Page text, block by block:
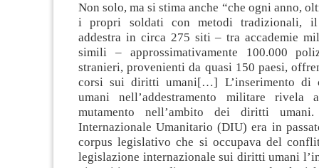
Non solo, ma si stima anche “che ogni anno,
i propri soldati con metodi tradizionali, il
addestra in circa 275 siti – tra accademie
simili – approssimativamente 100.000
stranieri, provenienti da quasi 150 paesi,
corsi sui diritti umani[…] L’inserimento di
umani nell’addestramento militare rivela
mutamento nell’ambito dei diritti
Internazionale Umanitario (DIU) era in
corpus legislativo che si occupava del
legislazione internazionale sui diritti umani